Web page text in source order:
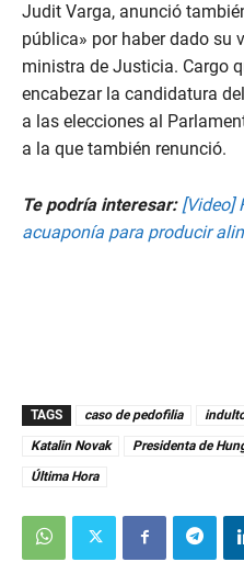
Judit Varga, anunció
pública» por haber dado su
ministra de Justicia. Cargo
encabezar la candidatura
a las elecciones al
a la que también renunció.
Te podría interesar: [Video]
acuaponía para producir
TAGS caso de pedofilia
Katalin Novak
Presidenta de
Última Hora